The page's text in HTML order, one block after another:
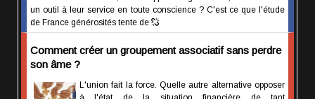
un outil à leur service en toute conscience ? C'est ce que l'étude
de France générosités tente de
Comment créer un groupement associatif sans perdre
son âme ?
L'union fait la force. Quelle autre alternative opposer